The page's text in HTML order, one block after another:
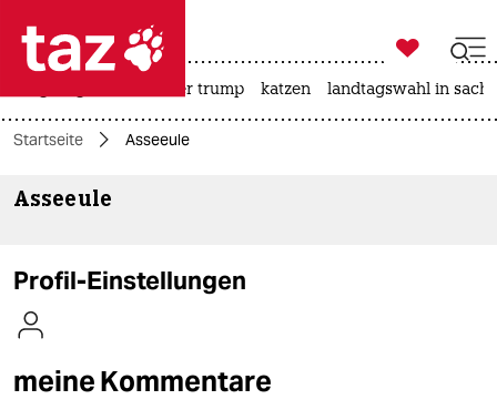
 taz zahl ich
themen
kultur

taz zahl ich
usa unter trump katzen landtagswahl in
Startseite Asseeule
Asseeule
Profil-Einstellungen
meine Kommentare